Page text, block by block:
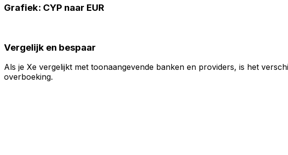
Grafiek: CYP naar EUR
Vergelijk en bespaar
Als je Xe vergelijkt met toonaangevende banken en providers, is het
overboeking.